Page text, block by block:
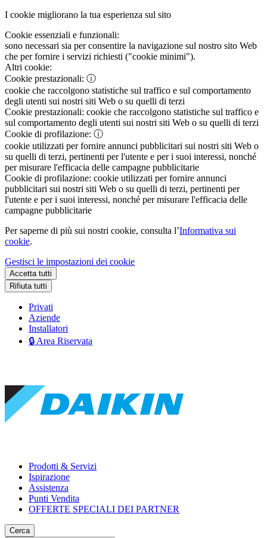
I cookie migliorano la tua esperienza sul sito
Cookie essenziali e funzionali:
sono necessari sia per consentire la navigazione sul nostro sito Web
che per fornire i servizi richiesti ("cookie minimi").
Altri cookie:
Cookie prestazionali: ⓘ
cookie che raccolgono statistiche sul traffico e sul comportamento
degli utenti sui nostri siti Web o su quelli di terzi
Cookie prestazionali: cookie che raccolgono statistiche sul traffico e
sul comportamento degli utenti sui nostri siti Web o su quelli di terzi
Cookie di profilazione: ⓘ
cookie utilizzati per fornire annunci pubblicitari sui nostri siti Web o
su quelli di terzi, pertinenti per l'utente e per i suoi interessi, nonché
per misurare l'efficacia delle campagne pubblicitarie
Cookie di profilazione: cookie utilizzati per fornire annunci
pubblicitari sui nostri siti Web o su quelli di terzi, pertinenti per
l'utente e per i suoi interessi, nonché per misurare l'efficacia delle
campagne pubblicitarie
Per saperne di più sui nostri cookie, consulta l’Informativa sui
cookie.
Gestisci le impostazioni dei cookie
Accetta tutti
Rifiuta tutti
Privati
Aziende
Installatori
🔒 Area Riservata
Prodotti & Servizi
Ispirazione
Assistenza
Punti Vendita
OFFERTE SPECIALI DEI PARTNER
Cerca